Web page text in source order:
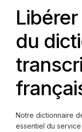
du
Notre dictionnaire
essentiel du service